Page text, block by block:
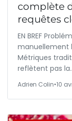
complète
requêtes
EN BREF
manuellement
Métriques
reflètent pas
Adrien Colin•10